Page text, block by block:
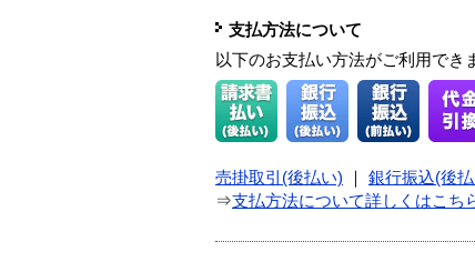
支払方法について
以下のお支払い方法がご利用でき
売掛取引(後払い) 銀行振込(後
⇒支払方法について詳しくはこち